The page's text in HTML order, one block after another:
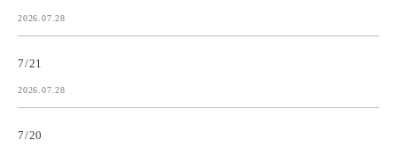
2026.07.28
7/21
2026.07.28
7/20